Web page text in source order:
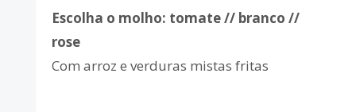
Escolha o molho: tomate // branco //
rose
Com arroz e verduras mistas fritas